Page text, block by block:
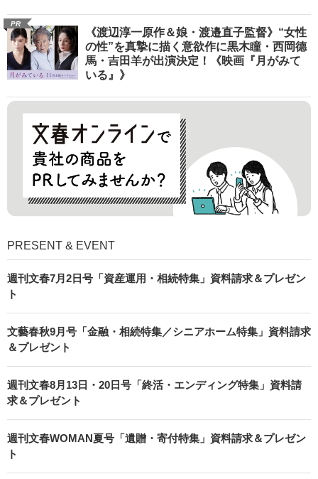
PR
《渡辺淳一原作＆娘・渡邉直子監督》“女性
の性”を真摯に描く意欲作に黒木瞳・西岡德
馬・吉田羊が出演決定！《映画『月がみて
いる』》
PRESENT & EVENT
週刊文春7月2日号「資産運用・相続特集」資料請求＆プレゼン
ト
文藝春秋9月号「金融・相続特集／シニアホーム特集」資料請求
＆プレゼント
週刊文春8月13日・20日号「終活・エンディング特集」資料請
求＆プレゼント
週刊文春WOMAN夏号「遺贈・寄付特集」資料請求＆プレゼン
ト